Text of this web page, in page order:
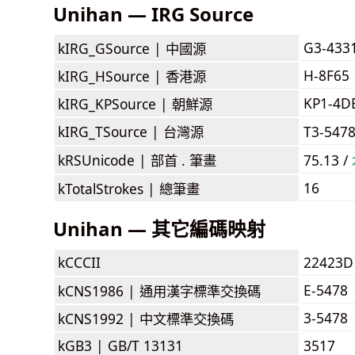
Unihan — IRG Source
kIRG_GSource | 中國源
G3-
kIRG_HSource | 香港源
H-8F65
kIRG_KPSource | 朝鮮源
KP1-
kIRG_TSource | 台灣源
T3-
kRSUnicode | 部首 . 筆畫 75.13 /
kTotalStrokes | 總筆畫 16
Unihan — 其它編碼映射
kCCCII
22423D
kCNS1986 | 通用漢字標準交換碼
E-5478
kCNS1992 | 中文標準交換碼
3-5478
kGB3 | GB/T 13131 3517